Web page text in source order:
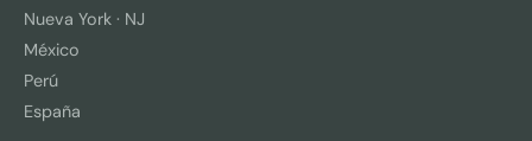
Nueva York · NJ
México
Perú
España